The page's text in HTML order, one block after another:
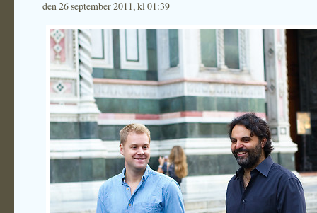
den 26 september 2011, kl 01:39